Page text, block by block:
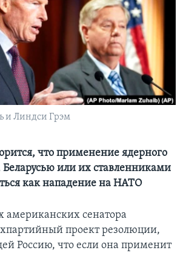
и Линдси Грэм
что применение ядерного
или их ставленниками
как нападение на НАТО
американских сенатора
проект резолюции,
Россию, что если она применит